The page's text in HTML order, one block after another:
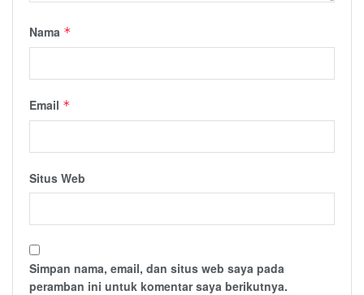
Nama *
Email *
Situs Web
Simpan nama, email, dan situs web saya pada
peramban ini untuk komentar saya berikutnya.